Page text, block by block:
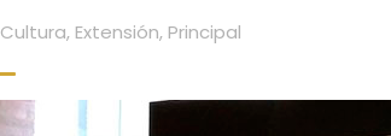
Cultura, Extensión, Principal